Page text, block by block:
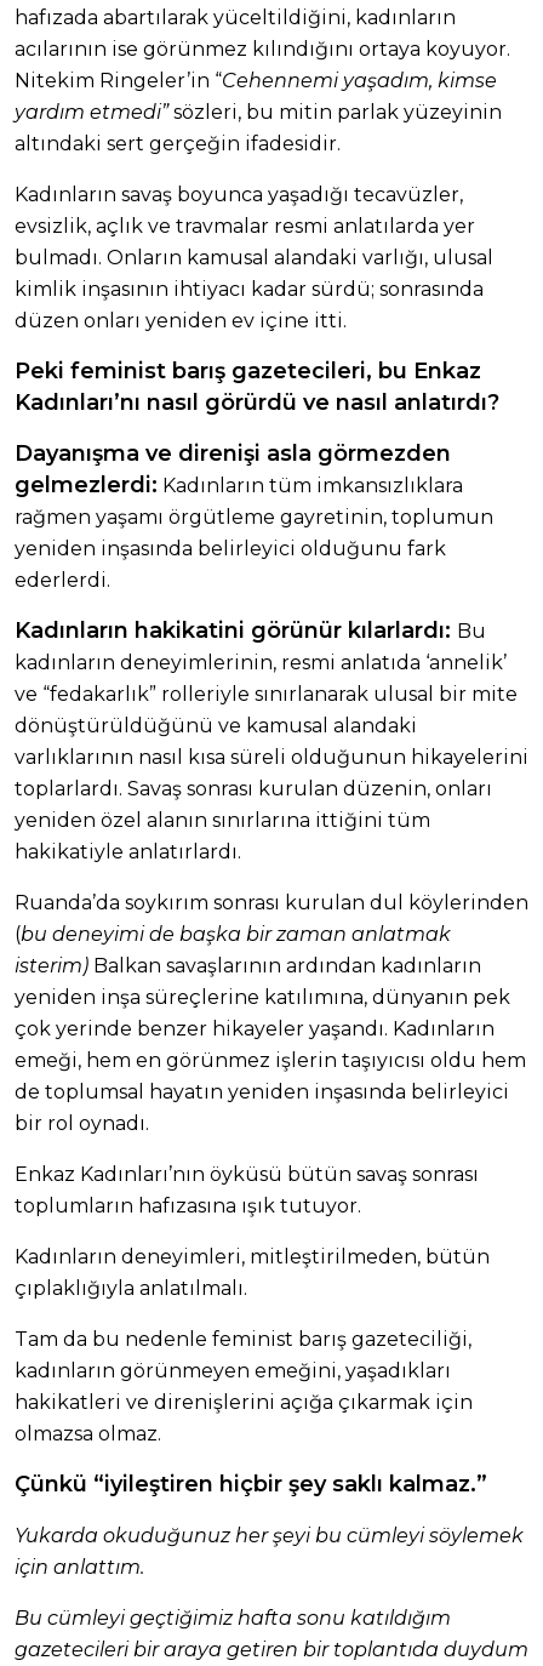
hafızada abartılarak yüceltildiğini, kadınların
acılarının ise görünmez kılındığını ortaya koyuyor.
Nitekim Ringeler’in “Cehennemi yaşadım, kimse
yardım etmedi”sözleri, bu mitin parlak yüzeyinin
altındaki sert gerçeğin ifadesidir.
Kadınların savaş boyunca yaşadığı tecavüzler,
evsizlik, açlık ve travmalar resmi anlatılarda yer
bulmadı. Onların kamusal alandaki varlığı, ulusal
kimlik inşasının ihtiyacı kadar sürdü; sonrasında
düzen onları yeniden ev içine itti.
Peki feminist barış gazetecileri, bu Enkaz
Kadınları’nı nasıl görürdü ve nasıl anlatırdı?
Dayanışma ve direnişi asla görmezden
gelmezlerdi: Kadınların tüm imkansızlıklara
rağmen yaşamı örgütleme gayretinin, toplumun
yeniden inşasında belirleyici olduğunu fark
ederlerdi.
Kadınların hakikatini görünür kılarlardı: Bu
kadınların deneyimlerinin, resmi anlatıda ‘annelik’
ve “fedakarlık” rolleriyle sınırlanarak ulusal bir mite
dönüştürüldüğünü ve kamusal alandaki
varlıklarının nasıl kısa süreli olduğunun hikayelerini
toplarlardı. Savaş sonrası kurulan düzenin, onları
yeniden özel alanın sınırlarına ittiğini tüm
hakikatiyle anlatırlardı.
Ruanda’da soykırım sonrası kurulan dul köylerinden
(bu deneyimi de başka bir zaman anlatmak
isterim) Balkan savaşlarının ardından kadınların
yeniden inşa süreçlerine katılımına, dünyanın pek
çok yerinde benzer hikayeler yaşandı. Kadınların
emeği, hem en görünmez işlerin taşıyıcısı oldu hem
de toplumsal hayatın yeniden inşasında belirleyici
bir rol oynadı.
Enkaz Kadınları’nın öyküsü bütün savaş sonrası
toplumların hafızasına ışık tutuyor.
Kadınların deneyimleri, mitleştirilmeden, bütün
çıplaklığıyla anlatılmalı.
Tam da bu nedenle feminist barış gazeteciliği,
kadınların görünmeyen emeğini, yaşadıkları
hakikatleri ve direnişlerini açığa çıkarmak için
olmazsa olmaz.
Çünkü “iyileştiren hiçbir şey saklı kalmaz.”
Yukarda okuduğunuz her şeyi bu cümleyi söylemek
için anlattım.
Bu cümleyi geçtiğimiz hafta sonu katıldığım
gazetecileri bir araya getiren bir toplantıda duydum